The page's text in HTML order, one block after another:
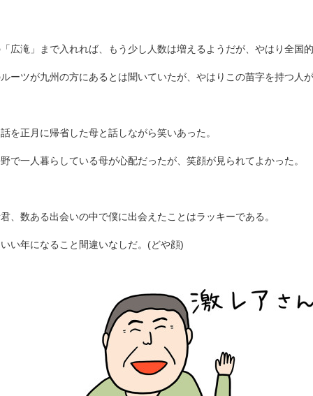
広滝」まで入れれば、もう少し人数は増えるようだが、やはり全国
ーツが九州の方にあるとは聞いていたが、やはりこの苗字を持つ人
を正月に帰省した母と話しながら笑いあった。
で一人暮らしている母が心配だったが、笑顔が見られてよかった。
、数ある出会いの中で僕に出会えたことはラッキーである。
い年になること間違いなしだ。(どや顔)